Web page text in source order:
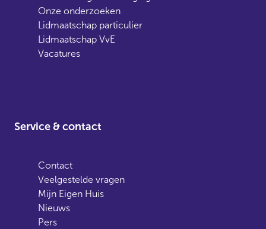
Onze onderzoeken
Lidmaatschap particulier
Lidmaatschap VvE
Vacatures
Service & contact
Contact
Veelgestelde vragen
Mijn Eigen Huis
Nieuws
Pers